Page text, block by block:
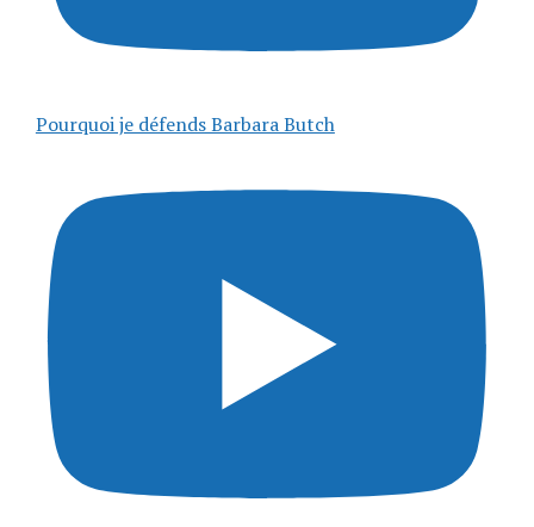
Pourquoi je défends Barbara Butch